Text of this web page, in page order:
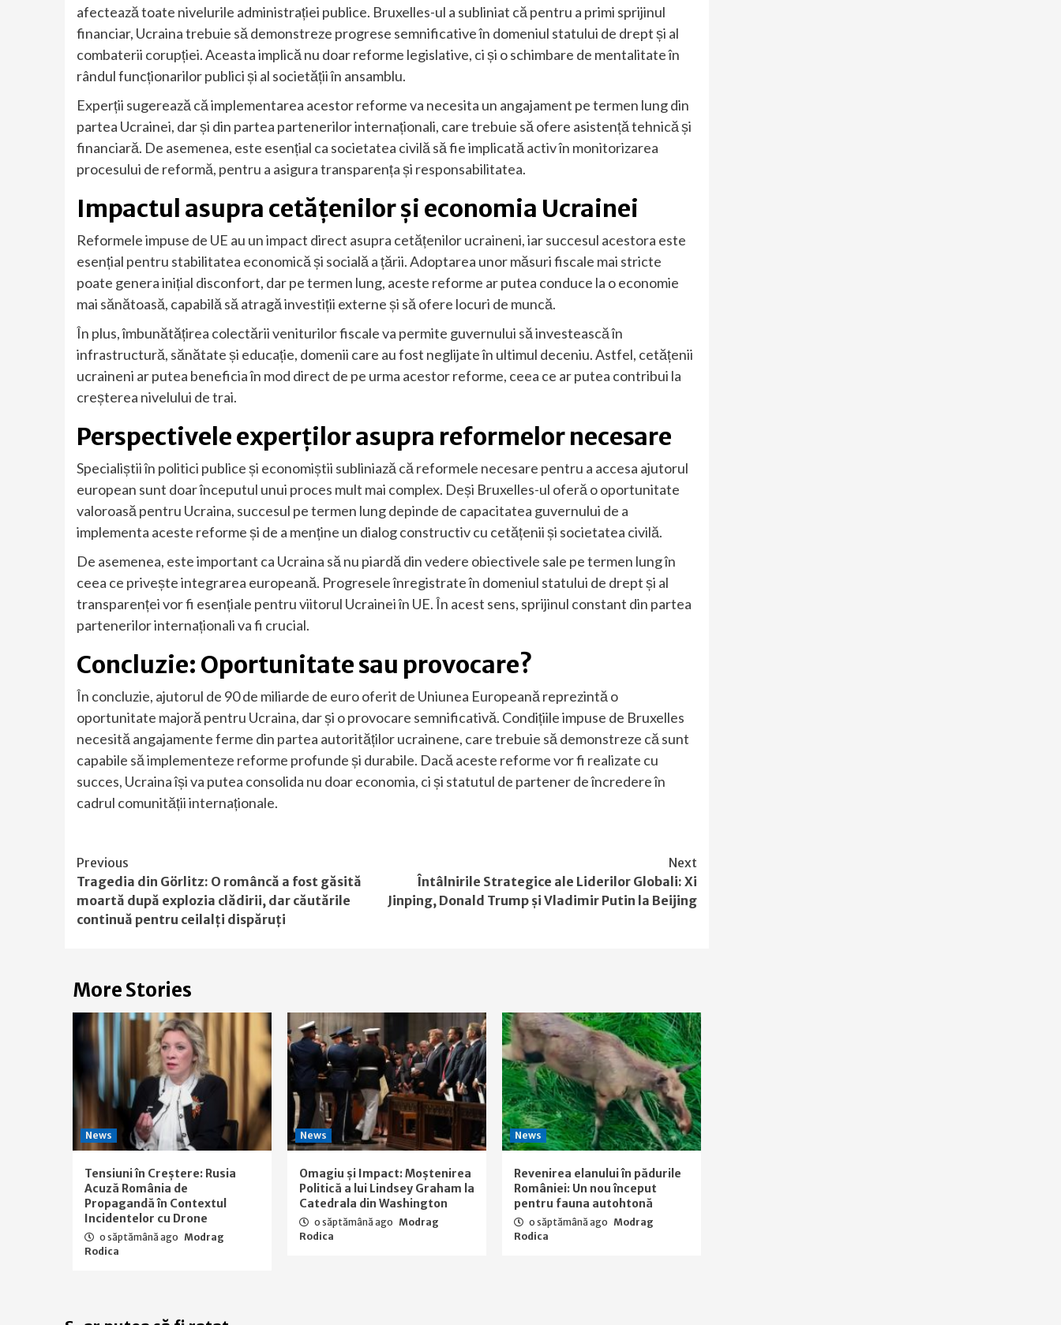
afectează toate nivelurile administrației publice. Bruxelles-ul a subliniat că pentru a primi sprijinul
financiar, Ucraina trebuie să demonstreze progrese semnificative în domeniul statului de drept și al
combaterii corupției. Aceasta implică nu doar reforme legislative, ci și o schimbare de mentalitate în
rândul funcționarilor publici și al societății în ansamblu.
Experții sugerează că implementarea acestor reforme va necesita un angajament pe termen lung din
partea Ucrainei, dar și din partea partenerilor internaționali, care trebuie să ofere asistență tehnică și
financiară. De asemenea, este esențial ca societatea civilă să fie implicată activ în monitorizarea
procesului de reformă, pentru a asigura transparența și responsabilitatea.
Impactul asupra cetățenilor și economia Ucrainei
Reformele impuse de UE au un impact direct asupra cetățenilor ucraineni, iar succesul acestora este
esențial pentru stabilitatea economică și socială a țării. Adoptarea unor măsuri fiscale mai stricte
poate genera inițial disconfort, dar pe termen lung, aceste reforme ar putea conduce la o economie
mai sănătoasă, capabilă să atragă investiții externe și să ofere locuri de muncă.
În plus, îmbunătățirea colectării veniturilor fiscale va permite guvernului să investească în
infrastructură, sănătate și educație, domenii care au fost neglijate în ultimul deceniu. Astfel, cetățenii
ucraineni ar putea beneficia în mod direct de pe urma acestor reforme, ceea ce ar putea contribui la
creșterea nivelului de trai.
Perspectivele experților asupra reformelor necesare
Specialiștii în politici publice și economiștii subliniază că reformele necesare pentru a accesa ajutorul
european sunt doar începutul unui proces mult mai complex. Deși Bruxelles-ul oferă o oportunitate
valoroasă pentru Ucraina, succesul pe termen lung depinde de capacitatea guvernului de a
implementa aceste reforme și de a menține un dialog constructiv cu cetățenii și societatea civilă.
De asemenea, este important ca Ucraina să nu piardă din vedere obiectivele sale pe termen lung în
ceea ce privește integrarea europeană. Progresele înregistrate în domeniul statului de drept și al
transparenței vor fi esențiale pentru viitorul Ucrainei în UE. În acest sens, sprijinul constant din partea
partenerilor internaționali va fi crucial.
Concluzie: Oportunitate sau provocare?
În concluzie, ajutorul de 90 de miliarde de euro oferit de Uniunea Europeană reprezintă o
oportunitate majoră pentru Ucraina, dar și o provocare semnificativă. Condițiile impuse de Bruxelles
necesită angajamente ferme din partea autorităților ucrainene, care trebuie să demonstreze că sunt
capabile să implementeze reforme profunde și durabile. Dacă aceste reforme vor fi realizate cu
succes, Ucraina își va putea consolida nu doar economia, ci și statutul de partener de încredere în
cadrul comunității internaționale.
Continue
Reading
Previous
Tragedia din Görlitz: O româncă a fost găsită
moartă după explozia clădirii, dar căutările
continuă pentru ceilalți dispăruți
Next
Întâlnirile Strategice ale Liderilor Globali: Xi
Jinping, Donald Trump și Vladimir Putin la Beijing
More Stories
News
Tensiuni în Creștere: Rusia
Acuză România de
Propagandă în Contextul
Incidentelor cu Drone
o săptămână ago Modrag
Rodica
News
Omagiu și Impact: Moștenirea
Politică a lui Lindsey Graham la
Catedrala din Washington
o săptămână ago Modrag
Rodica
News
Revenirea elanului în pădurile
României: Un nou început
pentru fauna autohtonă
o săptămână ago Modrag
Rodica